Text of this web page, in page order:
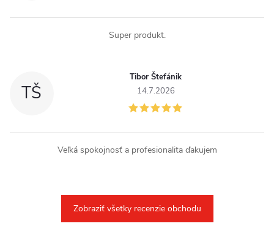
s
Super produkt.
TŠ
Tibor Štefánik
14.7.2026
Veľká spokojnosť a profesionalita ďakujem
Zobraziť všetky recenzie obchodu